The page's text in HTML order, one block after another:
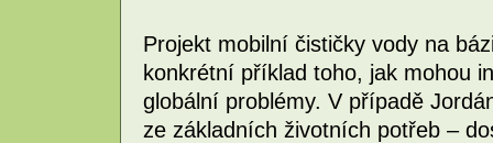
Projekt mobilní čističky vody na
konkrétní příklad toho, jak mohou
globální problémy. V případě
ze základních životních potřeb –